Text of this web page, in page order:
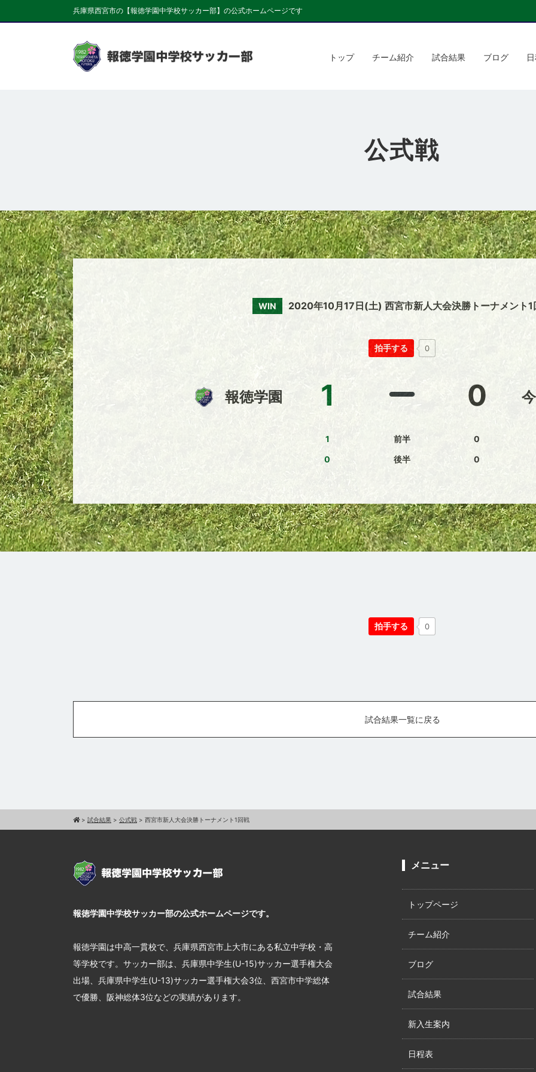
兵庫県西宮市の【報徳学園中学校サッカー部】の公式ホームページです
トップ チーム紹介 試合結果 ブログ
公式戦
WIN 2020年10月17日(土) 西宮市新人大会決勝トーナメント1
拍手する 0
報徳学園 1
1
0
前半
後半
0
0
0
拍手する 0
試合結果一覧に戻る
> 試合結果 > 公式戦 > 西宮市新人大会決勝トーナメント1回戦
報徳学園中学校サッカー部の公式ホームページです。
報徳学園は中高一貫校で、兵庫県西宮市上大市にある私立中学校・高
等学校です。サッカー部は、兵庫県中学生(U-15)サッカー選手権大会
出場、兵庫県中学生(U-13)サッカー選手権大会3位、西宮市中学総体
で優勝、阪神総体3位などの実績があります。
メニュー
トップページ
チーム紹介
ブログ
試合結果
新入生案内
日程表